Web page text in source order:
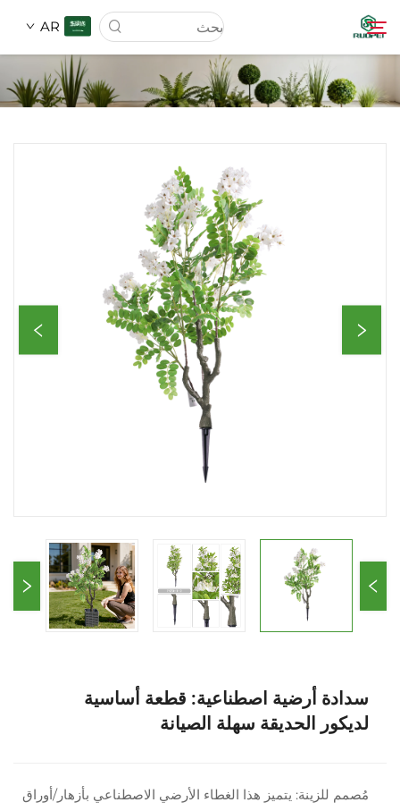
AR
تحميل
سدادة أرضية اصطناعية: قطعة أساسية
لديكور الحديقة سهلة الصيانة
مُصمم للزينة: يتميز هذا الغطاء الأرضي الاصطناعي بأزهار/أوراق